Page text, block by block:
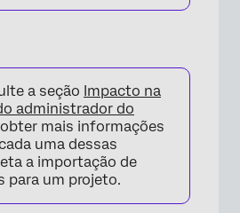
a seção Impacto na
administrador do
mais informações
uma dessas
a importação de
para um projeto.